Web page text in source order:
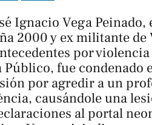
Ignacio Vega Peinado,
2000 y ex militante de
por
Público, fue condenado
por agredir a un
causándole una
al portal